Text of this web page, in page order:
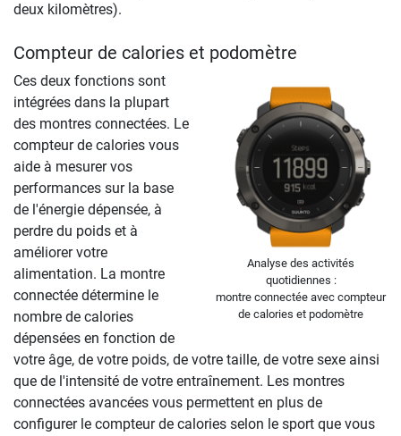
deux kilomètres).
Compteur de calories et podomètre
Analyse des activités
quotidiennes :
montre connectée avec compteur
de calories et podomètre
Ces deux fonctions sont
intégrées dans la plupart
des montres connectées. Le
compteur de calories vous
aide à mesurer vos
performances sur la base
de l'énergie dépensée, à
perdre du poids et à
améliorer votre
alimentation. La montre
connectée détermine le
nombre de calories
dépensées en fonction de
votre âge, de votre poids, de votre taille, de votre sexe ainsi
que de l'intensité de votre entraînement. Les montres
connectées avancées vous permettent en plus de
configurer le compteur de calories selon le sport que vous